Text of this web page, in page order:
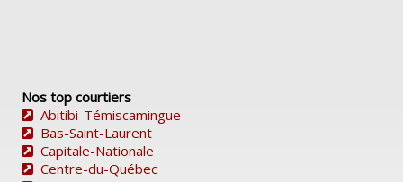
Nos top courtiers
Abitibi-Témiscamingue
Bas-Saint-Laurent
Capitale-Nationale
Centre-du-Québec